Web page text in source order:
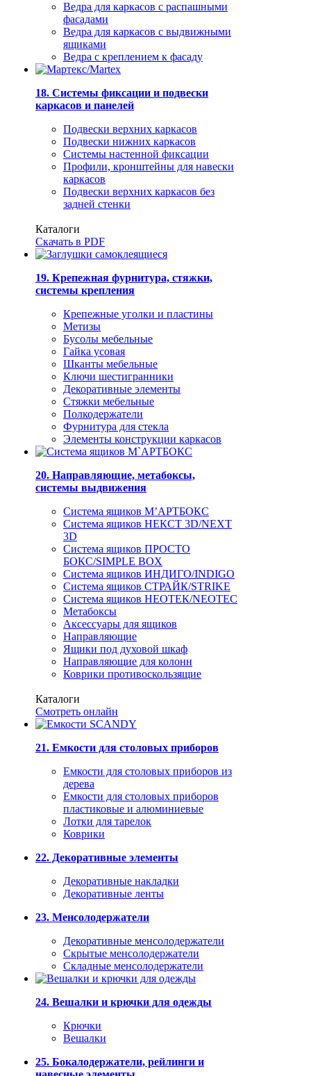
Ведра для каркасов с распашными
фасадами
Ведра для каркасов с выдвижными
ящиками
Ведра с креплением к фасаду
18. Системы фиксации и подвески
каркасов и панелей
Подвески верхних каркасов
Подвески нижних каркасов
Системы настенной фиксации
Профили, кронштейны для навески
каркасов
Подвески верхних каркасов без
задней стенки
Каталоги
Скачать в PDF
19. Крепежная фурнитура, стяжки,
системы крепления
Крепежные уголки и пластины
Метизы
Бусолы мебельные
Гайка усовая
Шканты мебельные
Ключи шестигранники
Декоративные элементы
Стяжки мебельные
Полкодержатели
Фурнитура для стекла
Элементы конструкции каркасов
20. Направляющие, метабоксы,
системы выдвижения
Система ящиков М’АРТБОКС
Система ящиков НЕКСТ 3D/NEXT
3D
Система ящиков ПРОСТО
БОКС/SIMPLE BOX
Система ящиков ИНДИГО/INDIGO
Система ящиков СТРАЙК/STRIKE
Система ящиков НЕОТЕК/NEOTEC
Метабоксы
Аксессуары для ящиков
Направляющие
Ящики под духовой шкаф
Направляющие для колонн
Коврики противоскользящие
Каталоги
Смотреть онлайн
21. Емкости для столовых приборов
Емкости для столовых приборов из
дерева
Емкости для столовых приборов
пластиковые и алюминиевые
Лотки для тарелок
Коврики
22. Декоративные элементы
Декоративные накладки
Декоративные ленты
23. Менсолодержатели
Декоративные менсолодержатели
Скрытые менсолодержатели
Складные менсолодержатели
24. Вешалки и крючки для одежды
Крючки
Вешалки
25. Бокалодержатели, рейлинги и